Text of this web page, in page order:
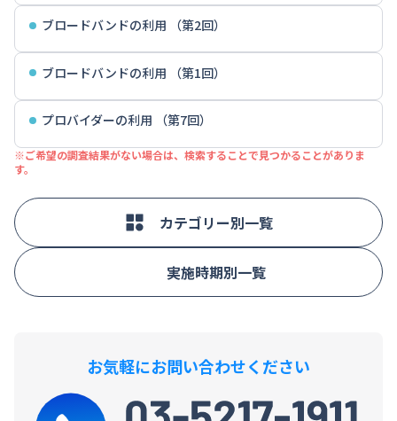
ブロードバンドの利用 （第2回）
ブロードバンドの利用 （第1回）
プロバイダーの利用 （第7回）
※ご希望の調査結果がない場合は、検索することで見つかることがありま
す。
カテゴリー別一覧
実施時期別一覧
お気軽にお問い合わせください